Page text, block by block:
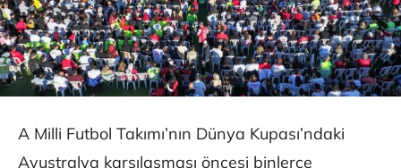
A Milli Futbol Takımı’nın Dünya Kupası’ndaki
Avustralya karşılaşması öncesi binlerce